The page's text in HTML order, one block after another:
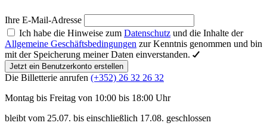
Ihre E-Mail-Adresse
Ich habe die Hinweise zum Datenschutz und die Inhalte der
Allgemeine Geschäftsbedingungen zur Kenntnis genommen und bin
mit der Speicherung meiner Daten einverstanden.
Jetzt ein Benutzerkonto erstellen
Die Billetterie anrufen (+352) 26 32 26 32
Montag bis Freitag von 10:00 bis 18:00 Uhr
bleibt vom 25.07. bis einschließlich 17.08. geschlossen